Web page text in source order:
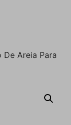
De Areia Para